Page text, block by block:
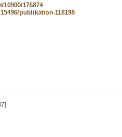
176874
publikation-118198